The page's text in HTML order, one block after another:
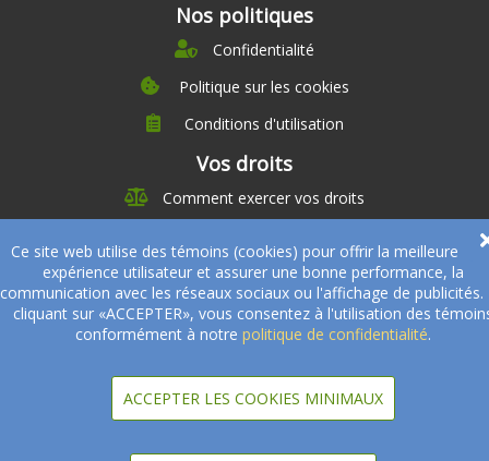
Ce site web utilise des témoins (cookies) pour offrir la meilleure
expérience utilisateur et assurer une bonne performance, la
communication avec les réseaux sociaux ou l'affichage de publicités.
cliquant sur «ACCEPTER», vous consentez à l'utilisation des
conformément à notre politique de confidentialité.
ACCEPTER LES COOKIES MINIMAUX
Nos politiques
Confidentialité
Politique sur les cookies
Conditions d'utilisation
Vos droits
Comment exercer vos droits
À propos
À propos
Nutrition
Offre
Témoignages
Partenaires
Nos partenaires
Devenir Partenaire
Professionnels de la santé
réservés.